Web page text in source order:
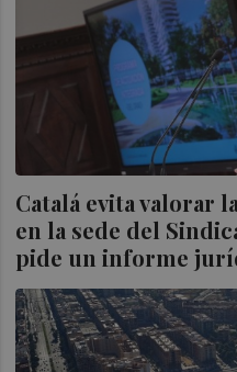
Catalá evita valorar
en la sede del
pide un informe